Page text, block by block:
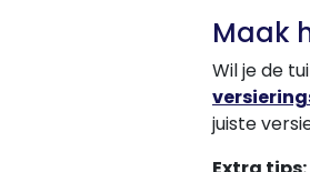
Maak
Wil je de
juiste